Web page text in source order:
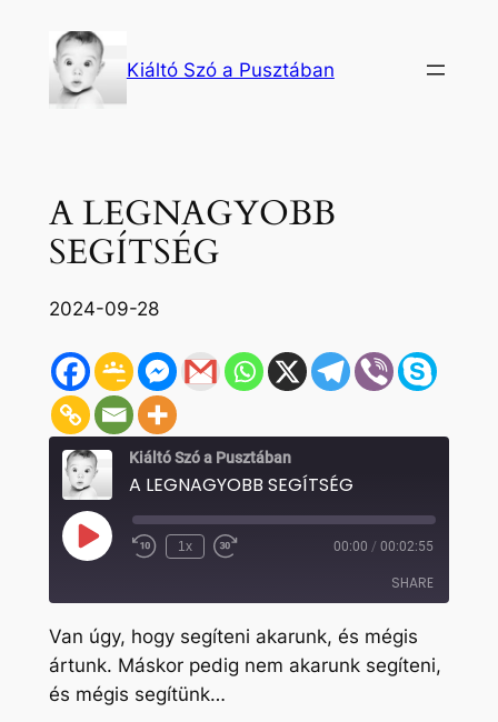
tartalomhoz
Kiáltó Szó a Pusztában
A LEGNAGYOBB
SEGÍTSÉG
2024-09-28
Kiáltó Szó a Pusztában
A LEGNAGYOBB SEGÍTSÉG
Play
Episode Rewind
1x
Fast
seconds
00:00 / 00:02:55
SHARE
SHARE
LINK
Van úgy, hogy segíteni akarunk, és mégis
ártunk. Máskor pedig nem akarunk segíteni,
és mégis segítünk…